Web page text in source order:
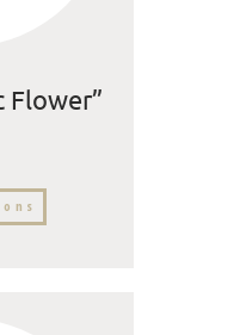
Flower”